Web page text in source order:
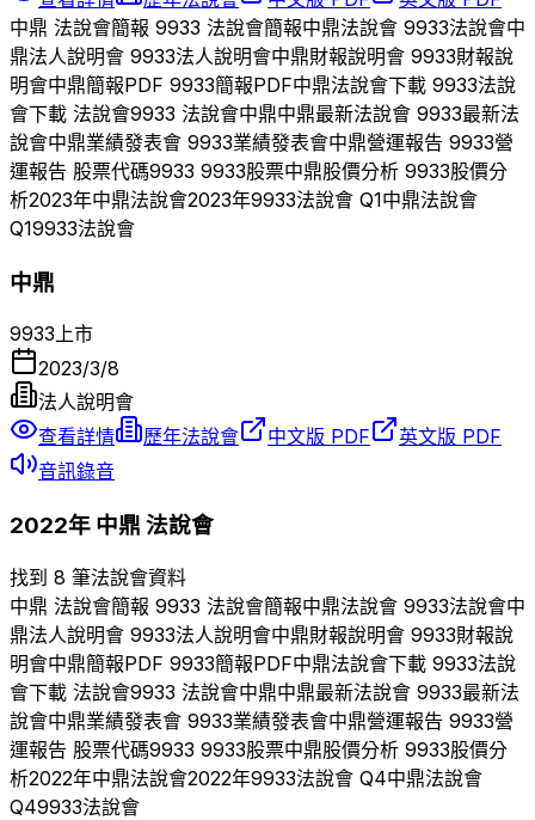
中鼎 法說會簡報 9933 法說會簡報中鼎法說會 9933法說會中
鼎法人說明會 9933法人說明會中鼎財報說明會 9933財報說
明會中鼎簡報PDF 9933簡報PDF中鼎法說會下載 9933法說
會下載 法說會9933 法說會中鼎中鼎最新法說會 9933最新法
說會中鼎業績發表會 9933業績發表會中鼎營運報告 9933營
運報告 股票代碼9933 9933股票中鼎股價分析 9933股價分
析2023年中鼎法說會2023年9933法說會 Q1中鼎法說會
Q19933法說會
中鼎
9933上市
2023/3/8
法人說明會
查看詳情
歷年法說會 中文版 PDF
英文版 PDF
音訊錄音
2022年 中鼎 法說會
找到 8 筆法說會資料
中鼎 法說會簡報 9933 法說會簡報中鼎法說會 9933法說會中
鼎法人說明會 9933法人說明會中鼎財報說明會 9933財報說
明會中鼎簡報PDF 9933簡報PDF中鼎法說會下載 9933法說
會下載 法說會9933 法說會中鼎中鼎最新法說會 9933最新法
說會中鼎業績發表會 9933業績發表會中鼎營運報告 9933營
運報告 股票代碼9933 9933股票中鼎股價分析 9933股價分
析2022年中鼎法說會2022年9933法說會 Q4中鼎法說會
Q49933法說會